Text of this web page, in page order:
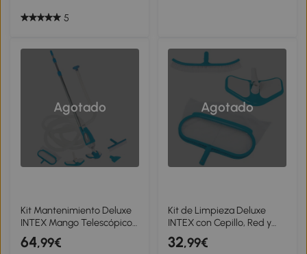
5
Agotado
Kit Mantenimiento Deluxe
INTEX Mango Telescópico
279 Cm, 115x13,5x30,5 Cm,
Azul
64,99€
Agotado
Kit de Limpieza Deluxe
INTEX con Cepillo, Red y
Cabezal, 50,5x11x33 Cm,
Azul
32,99€